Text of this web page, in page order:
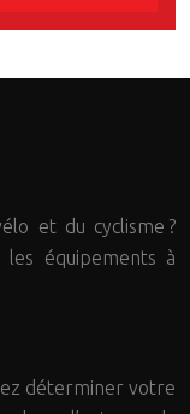
et du cyclisme ?
équipements à
déterminer votre